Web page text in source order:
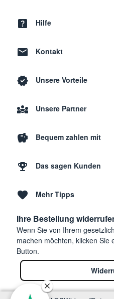
Hilfe
Kontakt
Unsere Vorteile
Unsere Partner
Bequem zahlen mit
Das sagen Kunden
Mehr Tipps
Ihre Bestellung
Wenn Sie von Ihrem
machen möchten, klicken Sie
Button.